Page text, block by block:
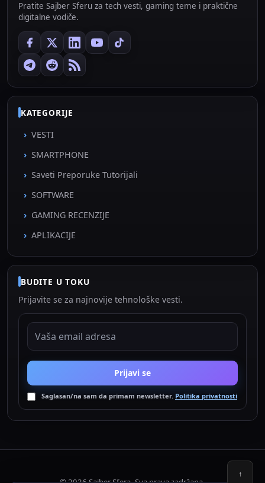
Pratite Sajber Sferu za tech vesti, gaming teme i praktične
digitalne vodiče.
KATEGORIJE
VESTI
SMARTPHONE
Saveti Preporuke Tutorijali
SOFTWARE
GAMING RECENZIJE
APLIKACIJE
BUDITE U TOKU
Prijavite se za najnovije tehnološke vesti.
EMAIL ADRESA
Prijavi se
Saglasan/na sam da primam newsletter. Politika privatnosti
↑